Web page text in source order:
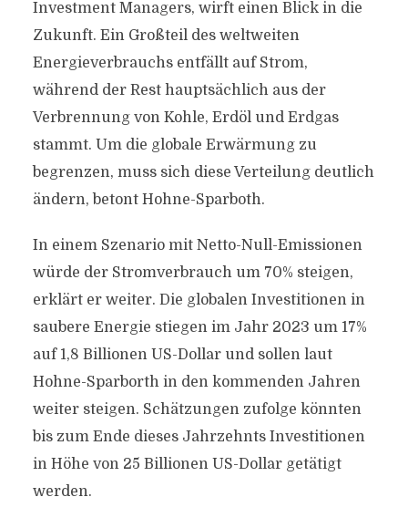
Investment Managers, wirft einen Blick in die
Zukunft. Ein Großteil des weltweiten
Energieverbrauchs entfällt auf Strom,
während der Rest hauptsächlich aus der
Verbrennung von Kohle, Erdöl und Erdgas
stammt. Um die globale Erwärmung zu
begrenzen, muss sich diese Verteilung deutlich
ändern, betont Hohne-Sparboth.
In einem Szenario mit Netto-Null-Emissionen
würde der Stromverbrauch um 70% steigen,
erklärt er weiter. Die globalen Investitionen in
saubere Energie stiegen im Jahr 2023 um 17%
auf 1,8 Billionen US-Dollar und sollen laut
Hohne-Sparborth in den kommenden Jahren
weiter steigen. Schätzungen zufolge könnten
bis zum Ende dieses Jahrzehnts Investitionen
in Höhe von 25 Billionen US-Dollar getätigt
werden.